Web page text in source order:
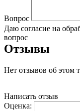
Вопрос
Даю согласие на
вопрос
Отзывы
Нет отзывов об этом
Написать отзыв
Оценка: